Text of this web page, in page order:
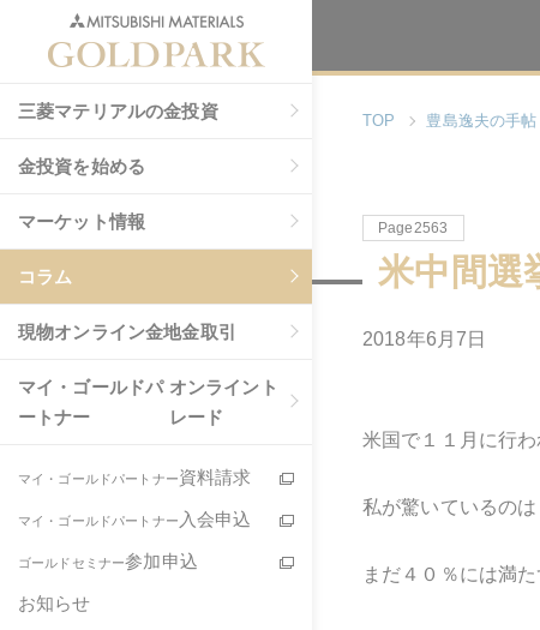
三菱マテリアルの金投資
金投資を始める
マーケット情報
コラム
現物オンライン金地金取引
マイ・ゴールドパ
ートナー
オンライント
レード
マイ・ゴールドパートナー資料請求
マイ・ゴールドパートナー 入会申込
ゴールドセミナー参加申込
お知らせ
TOP 豊島逸夫の手帖
Page2563
米中間選
2018年6月7日
米国で１１月に行
私が驚いているの
まだ４０％には満